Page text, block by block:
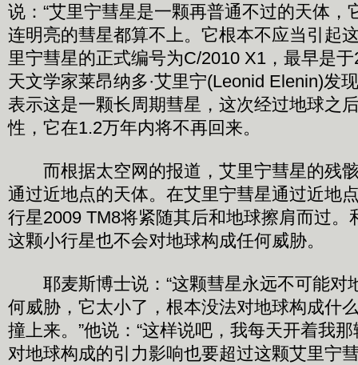
说：“艾里宁彗星是一颗再普通不过的天体，
连明亮的彗星都算不上。它根本不应当引起
里宁彗星的正式编号为C/2010 X1，最早是
天文学家莱昂纳多·艾里宁(Leonid Elenin)发
表示这是一颗长周期彗星，这次经过地球之
性，它在1.2万年内将不再回来。
而根据太空网的报道，艾里宁彗星的残
通过近地点的天体。在艾里宁彗星通过近地
行星2009 TM8将紧随其后和地球擦肩而过。
这颗小行星也不会对地球构成任何威胁。
耶麦斯博士说：“这颗彗星永远不可能对
何威胁，它太小了，根本没法对地球构成什
撞上来。”他说：“这样说吧，我每天开着我
对地球构成的引力影响也要超过这颗艾里宁